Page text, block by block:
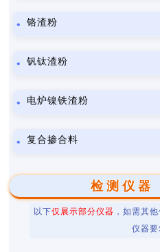
铬渣粉
钒钛渣粉
电炉镍铁渣粉
复合掺合料
检测仪器
以下仅展示部分仪器 ，如需其
仪器要